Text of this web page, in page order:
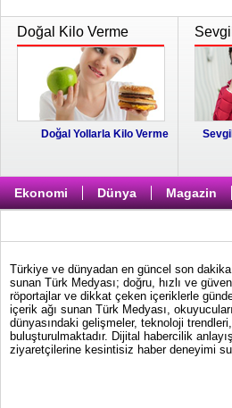
Doğal Kilo Verme
Doğal Yollarla Kilo Verme
Ekonomi Dünya Magazin
Türkiye ve dünyadan en güncel son
sunan Türk Medyası; doğru, hızlı ve
röportajlar ve dikkat çeken içeriklerle
içerik ağı sunan Türk Medyası,
dünyasındaki gelişmeler, teknoloji
buluşturulmaktadır. Dijital habercilik
ziyaretçilerine kesintisiz haber deneyimi